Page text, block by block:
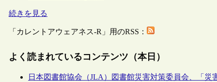
続きを見る
「カレントアウェアネス-R」用のRSS：
よく読まれているコンテンツ（本日）
日本図書館協会（JLA）図書館災害対策委員会、「災